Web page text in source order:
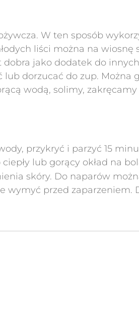
W ten sposób
liści można na wiosnę
jako dodatek do
dorzucać do zup. Można
wodą, solimy,
przykryć i parzyć 15
lub gorący okład na
skóry. Do naparów
przed zaparzeniem.